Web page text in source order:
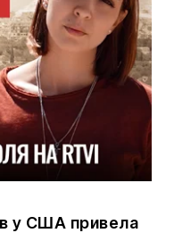
у США привела